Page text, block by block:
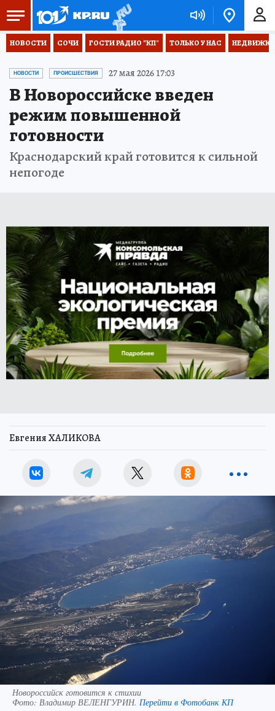
НОВОСТИ СОЧИ ГОСТИ РАДИО "КП" ТОЛЬКО У НАС НЕДВИЖКА
НОВОСТИ ПРОИСШЕСТВИЯ 27 мая 2026 17:03
В Новороссийске введен
режим повышенной
готовности
Краснодарский край готовится к сильной
непогоде
Евгения ХАЛИКОВА
Новороссийск готовится к стихии
Фото: Владимир ВЕЛЕНГУРИН. Перейти в Фотобанк КП